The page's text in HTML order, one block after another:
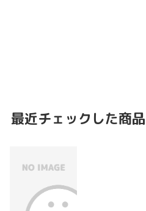
最近チェックした商品